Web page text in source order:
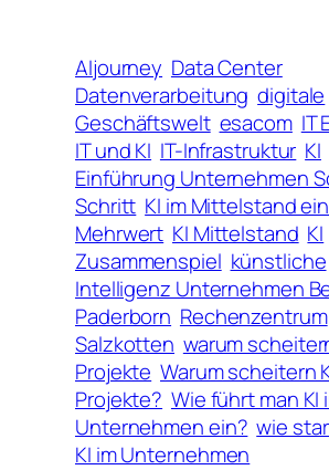
AIjourney Data Center
Datenverarbeitung digitale
Geschäftswelt esacom IT
IT und KI IT-Infrastruktur KI
Einführung Unternehmen
Schritt KI im Mittelstand
Mehrwert KI Mittelstand KI
Zusammenspiel künstliche
Intelligenz Unternehmen
Paderborn Rechenzentrum
Salzkotten warum
Projekte Warum scheitern
Projekte? Wie führt man KI
Unternehmen ein? wie
KI im Unternehmen